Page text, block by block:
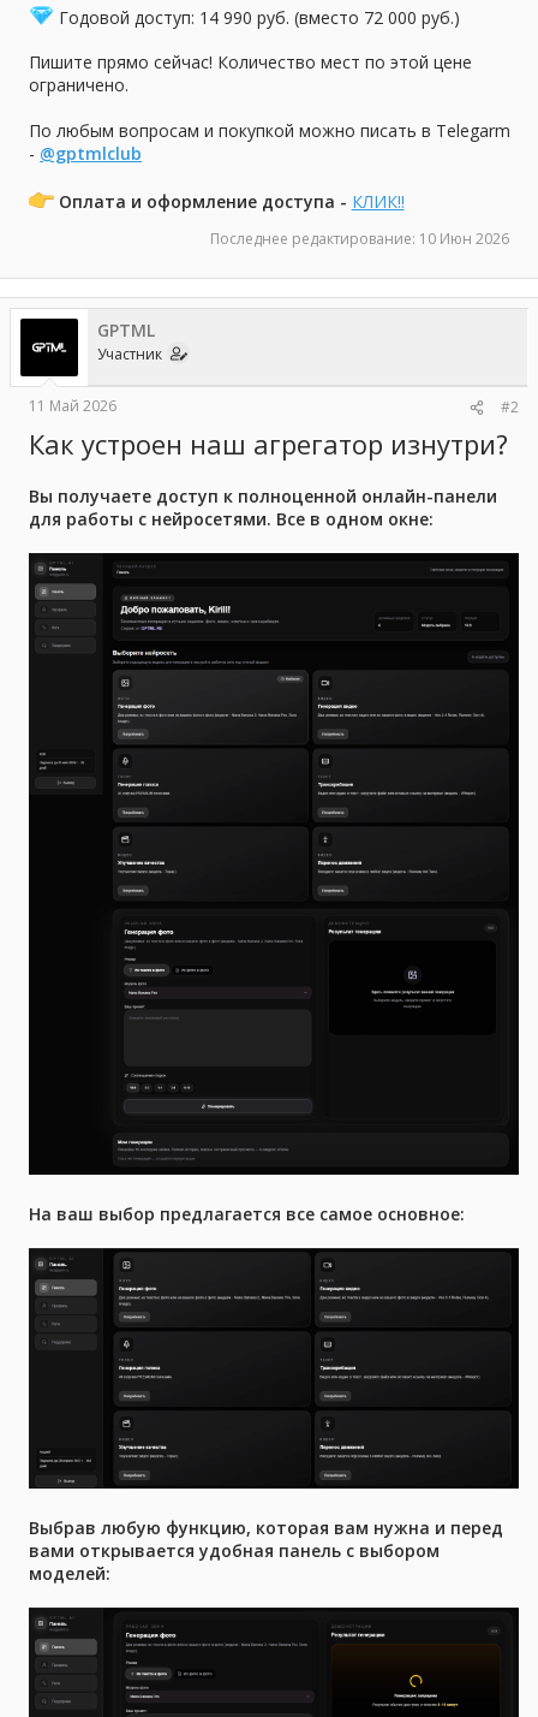
Годовой доступ: 14 990 руб. (вместо 72 000 руб.)
Пишите прямо сейчас! Количество мест по этой цене
ограничено.
По любым вопросам и покупкой можно писать в Telegarm
- @gptmlclub
Оплата и оформление доступа - КЛИК!!
Последнее редактирование: 10 Июн 2026
GPTML
Участник
11 Май 2026 #2
Как устроен наш агрегатор изнутри?
Вы получаете доступ к полноценной онлайн-панели
для работы с нейросетями. Все в одном окне:
На ваш выбор предлагается все самое основное:
Выбрав любую функцию, которая вам нужна и перед
вами открывается удобная панель с выбором
моделей: